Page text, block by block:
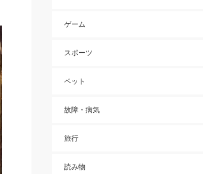
ゲーム
スポーツ
ペット
故障・病気
旅行
読み物